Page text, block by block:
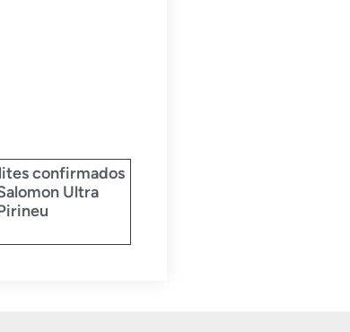
confirmados
Ultra